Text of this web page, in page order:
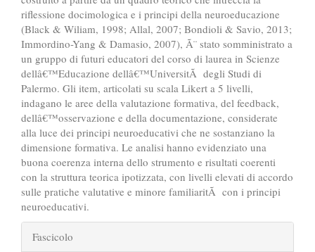
riflessione docimologica e i principi della neuroeducazione
(Black & Wiliam, 1998; Allal, 2007; Bondioli & Savio, 2013;
Immordino-Yang & Damasio, 2007), Ã¨ stato somministrato a
un gruppo di futuri educatori del corso di laurea in Scienze
dellâ€™Educazione dellâ€™UniversitÃ degli Studi di
Palermo. Gli item, articolati su scala Likert a 5 livelli,
indagano le aree della valutazione formativa, del feedback,
dellâ€™osservazione e della documentazione, considerate
alla luce dei principi neuroeducativi che ne sostanziano la
dimensione formativa. Le analisi hanno evidenziato una
buona coerenza interna dello strumento e risultati coerenti
con la struttura teorica ipotizzata, con livelli elevati di accordo
sulle pratiche valutative e minore familiaritÃ con i principi
neuroeducativi.
Fascicolo